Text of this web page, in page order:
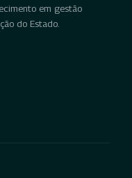
em gestão
do Estado.